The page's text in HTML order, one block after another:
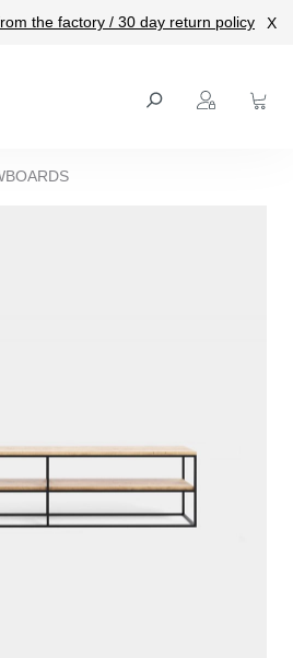
the factory / 30 day return policy X
200